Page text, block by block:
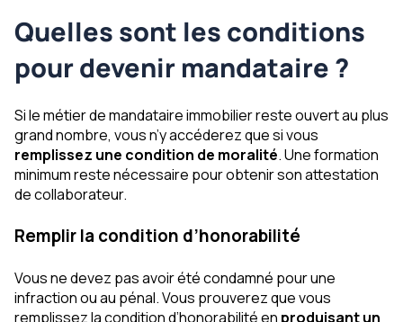
Quelles sont les conditions
pour devenir mandataire ?
Si le métier de mandataire immobilier reste ouvert au plus
grand nombre, vous n’y accéderez que si vous
remplissez une condition de moralité. Une formation
minimum reste nécessaire pour obtenir son attestation
de collaborateur.
Remplir la condition d’honorabilité
Vous ne devez pas avoir été condamné pour une
infraction ou au pénal. Vous prouverez que vous
remplissez la condition d’honorabilité en produisant un